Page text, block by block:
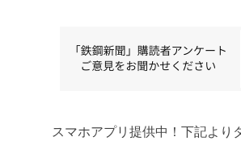
スマホアプリ提供中！下記より